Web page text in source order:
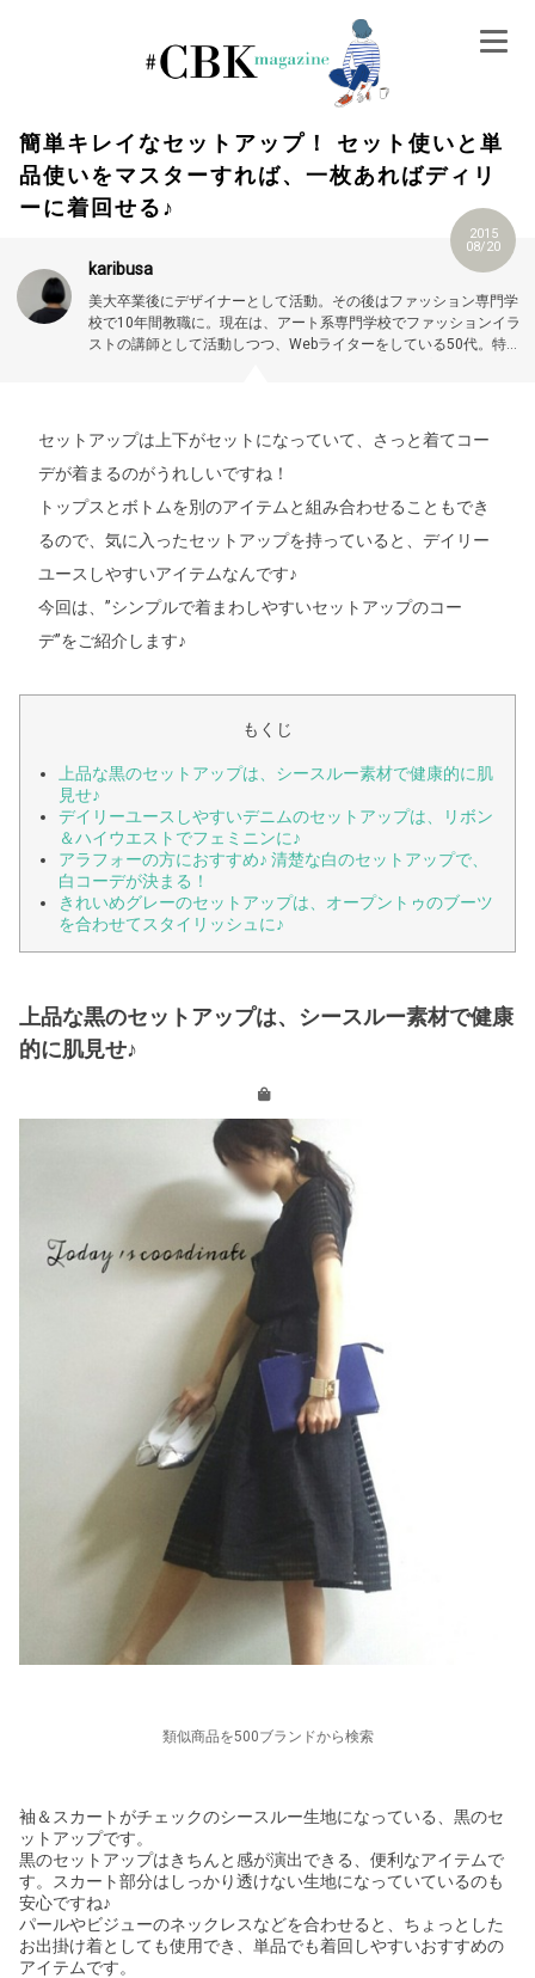
簡単キレイなセットアップ！ セット使いと単
品使いをマスターすれば、一枚あればディリ
ーに着回せる♪
2015
08/20
karibusa
美大卒業後にデザイナーとして活動。その後はファッション専門学
校で10年間教職に。現在は、アート系専門学校でファッションイラ
ストの講師として活動しつつ、Webライターをしている50代。特に
セットアップは上下がセットになっていて、さっと着てコー
デが着まるのがうれしいですね！
トップスとボトムを別のアイテムと組み合わせることもでき
るので、気に入ったセットアップを持っていると、デイリー
ユースしやすいアイテムなんです♪
今回は、”シンプルで着まわしやすいセットアップのコー
デ”をご紹介します♪
もくじ
上品な黒のセットアップは、シースルー素材で健康的に肌
見せ♪
デイリーユースしやすいデニムのセットアップは、リボン
＆ハイウエストでフェミニンに♪
アラフォーの方におすすめ♪ 清楚な白のセットアップで、
白コーデが決まる！
きれいめグレーのセットアップは、オープントゥのブーツ
を合わせてスタイリッシュに♪
上品な黒のセットアップは、シースルー素材で健康
的に肌見せ♪
類似商品を500ブランドから検索
袖＆スカートがチェックのシースルー生地になっている、黒のセ
ットアップです。
黒のセットアップはきちんと感が演出できる、便利なアイテムで
す。スカート部分はしっかり透けない生地になっていているのも
安心ですね♪
パールやビジューのネックレスなどを合わせると、ちょっとした
お出掛け着としても使用でき、単品でも着回しやすいおすすめの
アイテムです。